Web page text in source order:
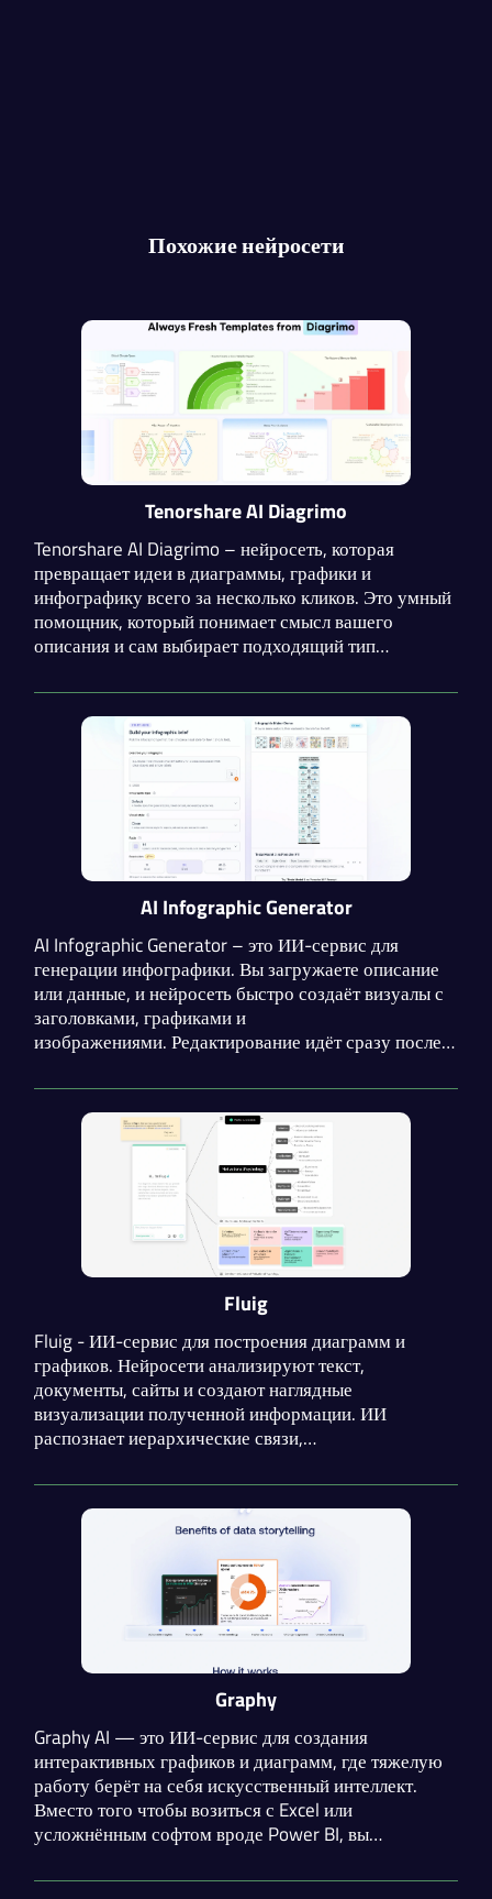
Похожие нейросети
Tenorshare AI Diagrimo
Tenorshare AI Diagrimo – нейросеть, которая
превращает идеи в диаграммы, графики и
инфографику всего за несколько кликов. Это умный
помощник, который понимает смысл вашего
описания и сам выбирает подходящий тип
исправления грамматики, смены стиля и перевода
на другие языки.
AI Infographic Generator
AI Infographic Generator – это ИИ-сервис для
генерации инфографики. Вы загружаете описание
или данные, и нейросеть быстро создаёт визуалы с
заголовками, графиками и
изображениями. Редактирование идёт сразу после
шрифты. Редактор поддерживает микширование
стилей: берёте timeline и добавляете диаграмму, а
цвета подстраиваются автоматически.
Fluig
Fluig - ИИ-сервис для построения диаграмм и
графиков. Нейросети анализируют текст,
документы, сайты и создают наглядные
визуализации полученной информации. ИИ
распознает иерархические связи,
оптимальный тип диаграммы. Стоит отметить
практически мгновенное получение результата.
Graphy
Graphy AI — это ИИ-сервис для создания
интерактивных графиков и диаграмм, где тяжелую
работу берёт на себя искусственный интеллект.
Вместо того чтобы возиться с Excel или
усложнённым софтом вроде Power BI, вы
превращает их в стильные визуализации, которые